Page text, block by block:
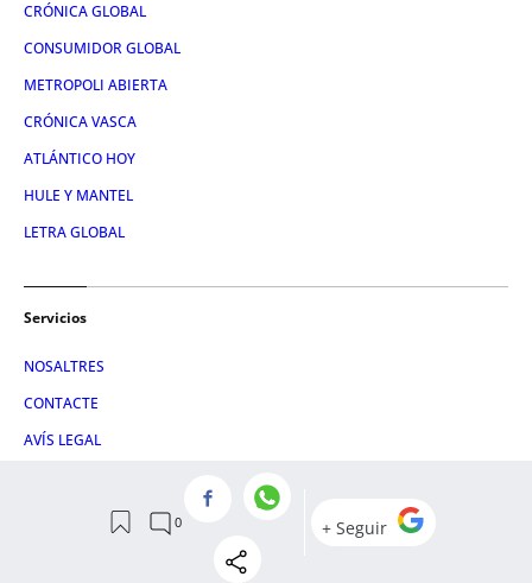
CRÓNICA GLOBAL
CONSUMIDOR GLOBAL
METROPOLI ABIERTA
CRÓNICA VASCA
ATLÁNTICO HOY
HULE Y MANTEL
LETRA GLOBAL
Servicios
NOSALTRES
CONTACTE
AVÍS LEGAL
POLÍTICA DE COOKIES